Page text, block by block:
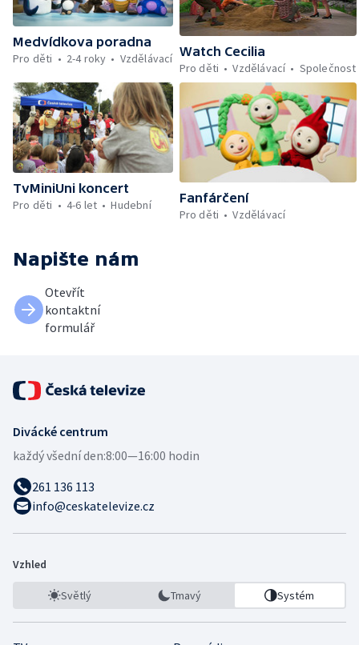
Medvídkova poradna
Pro děti
2-4 roky Vzdělávací Watch Cecilia
Pro děti
Vzdělávací Společnost
TvMiniUni koncert
Pro děti
4-6 let Hudební
Fanfárčení
Pro děti
Vzdělávací
Napište nám
Otevřít
kontaktní
formulář
Divácké centrum
každý všední den:8:00—16:00 hodin
261 136 113
info@ceskatelevize.cz
Vzhled
Světlý Tmavý Systém